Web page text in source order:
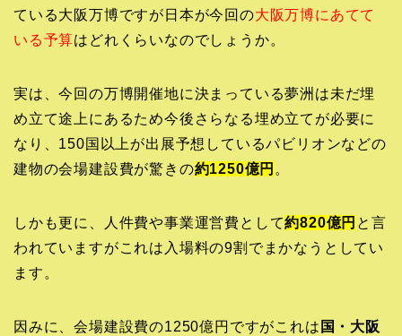
ている大阪万博ですが日本が今回の大阪万博にあてて
いる予算はどれくらいなのでしょうか。
実は、今回の万博開催地に決まっている夢洲は未だ埋
め立て途上にあるため今後さらなる埋め立てが必要に
なり、150国以上が出展予想しているパビリオンなどの
建物の会場建設費が驚きの約1250億円 。
しかも更に、人件費や事業運営費として約820億円 と言
われていますがこれは入場料の9割でまかなうとしてい
ます。
因みに、会場建設費の1250億円ですがこれは 国・大阪